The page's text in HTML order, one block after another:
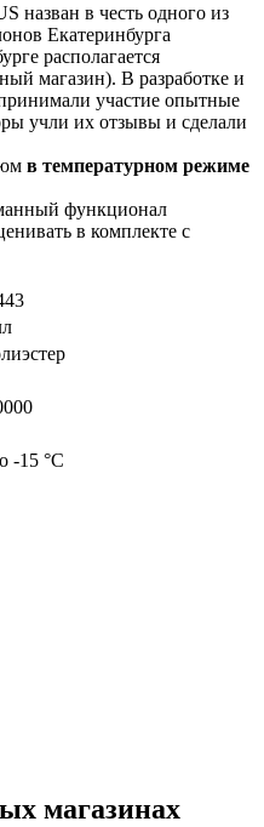
назван в честь одного из
Екатеринбурга
располагается
магазин). В разработке и
участие опытные
учли их отзывы и сделали
в температурном режиме
функционал
в комплекте с
-15 °С
магазинах